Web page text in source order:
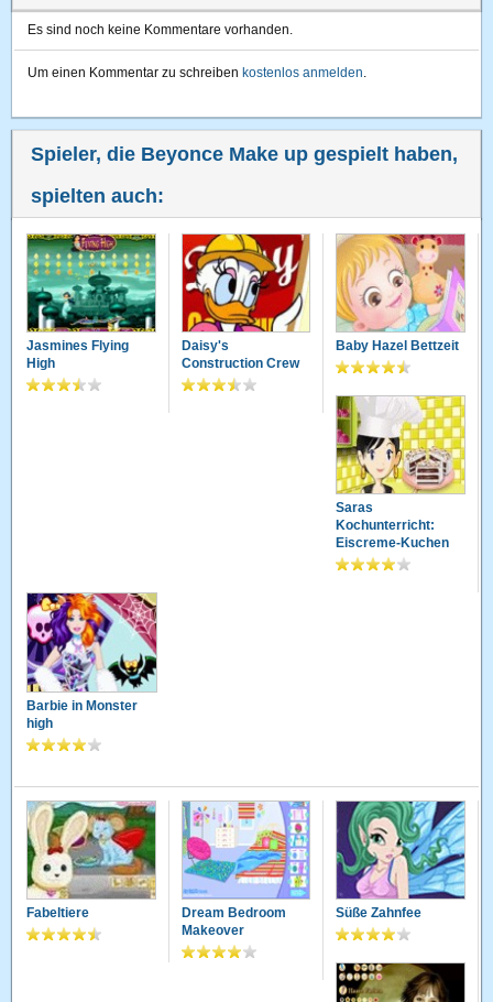
Es sind noch keine Kommentare vorhanden.
Um einen Kommentar zu schreiben kostenlos anmelden.
Spieler, die Beyonce Make up gespielt haben,
spielten auch:
Jasmines Flying
High
Daisy's
Construction Crew
Baby Hazel Bettzeit
Saras
Kochunterricht:
Eiscreme-Kuchen
Barbie in Monster
high
Fabeltiere
Dream Bedroom
Makeover
Süße Zahnfee